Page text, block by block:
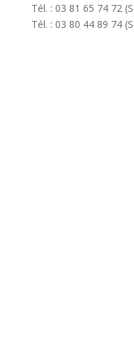
Tél. : 03 81 65 74 72
Tél. : 03 80 44 89 74